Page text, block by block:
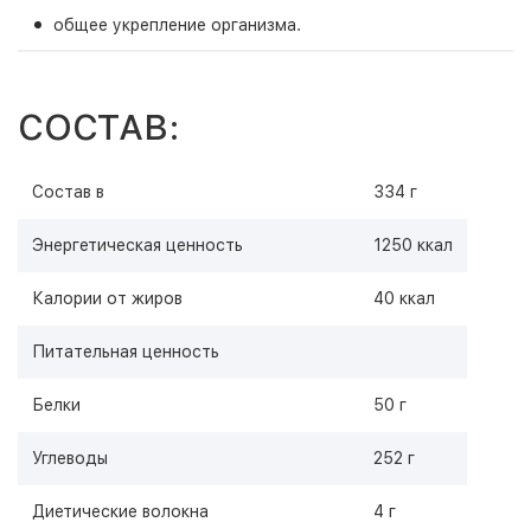
общее укрепление организма.
СОСТАВ:
Состав в 334 г
Энергетическая ценность 1250 ккал
Калории от жиров 40 ккал
Питательная ценность
Белки 50 г
Углеводы 252 г
Диетические волокна 4 г